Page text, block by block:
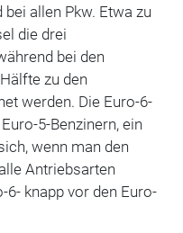
allen Pkw. Etwa zu
die drei
bei den
zu den
werden. Die Euro-6-
5-Benzinern, ein
wenn man den
Antriebsarten
6- knapp vor den Euro-